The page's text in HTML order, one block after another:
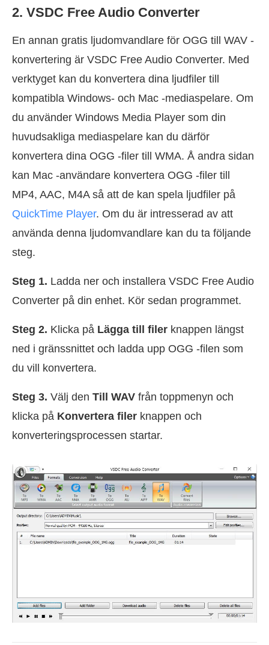
2. VSDC Free Audio Converter
En annan gratis ljudomvandlare för OGG till WAV -
konvertering är VSDC Free Audio Converter. Med
verktyget kan du konvertera dina ljudfiler till
kompatibla Windows- och Mac -mediaspelare. Om
du använder Windows Media Player som din
huvudsakliga mediaspelare kan du därför
konvertera dina OGG -filer till WMA. Å andra sidan
kan Mac -användare konvertera OGG -filer till
MP4, AAC, M4A så att de kan spela ljudfiler på
QuickTime Player. Om du är intresserad av att
använda denna ljudomvandlare kan du ta följande
steg.
Steg 1. Ladda ner och installera VSDC Free Audio
Converter på din enhet. Kör sedan programmet.
Steg 2. Klicka på Lägga till filer knappen längst
ned i gränssnittet och ladda upp OGG -filen som
du vill konvertera.
Steg 3. Välj den Till WAV från toppmenyn och
klicka på Konvertera filer knappen och
konverteringsprocessen startar.